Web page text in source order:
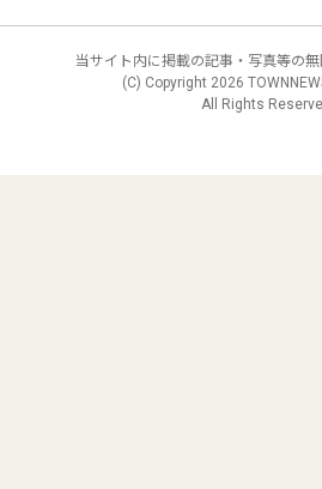
当サイト内に掲載の記事・写真等の無
(C) Copyright 2026
All Rights